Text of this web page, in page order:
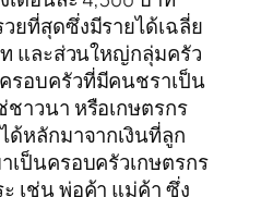
ยที่สุดซึ่งมีรายได้เฉลี่ย
และส่วนใหญ่กลุ่มครัว
รอบครัวที่มีคนชราเป็น
าวนา หรือเกษตรกร
ด้หลักมาจากเงินที่ลูก
เป็นครอบครัวเกษตรกร
เช่น พ่อค้า แม่ค้า ซึ่ง